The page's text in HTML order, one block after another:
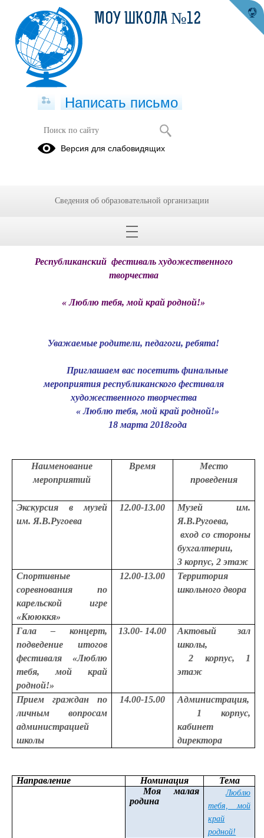
Республиканский фестиваль
Республиканский фестиваль художественного
творчества
« Люблю тебя, мой край родной!»
Уважаемые родители, педагоги, ребята!
Приглашаем вас посетить финальные
мероприятия республиканского фестиваля
художественного творчества
« Люблю тебя, мой край родной!»
18 марта 2018года
Наименование
мероприятий
Время
Место
проведения
Экскурсия в музей
им. Я.В.Ругоева
12.00-13.00
Музей им.
Я.В.Ругоева,
вход со стороны
бухгалтерии,
3 корпус, 2 этаж
Спортивные
соревнования по
карельской игре
«Кююккя»
12.00-13.00
Территория
школьного двора
Гала – концерт,
подведение итогов
фестиваля «Люблю
тебя, мой край
родной!»
13.00- 14.00
Актовый зал
школы,
2 корпус, 1
этаж
Прием граждан по
личным вопросам
администрацией
школы
14.00-15.00
Администрация,
1 корпус,
кабинет
директора
Направление Номинация Тема
Моя малая
родина
Люблю
тебя, мой
край
родной!
МОУ ШКОЛА №12
Написать письмо
Версия для слабовидящих
Сведения об образовательной организации